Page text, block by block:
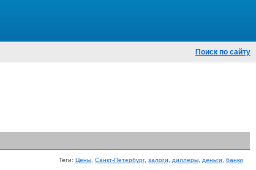
Поиск по сайту
Теги: Цены Санкт-Петербург, залоги диллеры деньги банки